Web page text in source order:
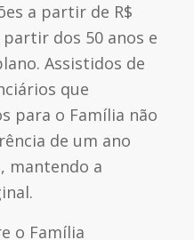
a partir de R$
dos 50 anos e
Assistidos de
que
para o Família não
de um ano
mantendo a
o Família